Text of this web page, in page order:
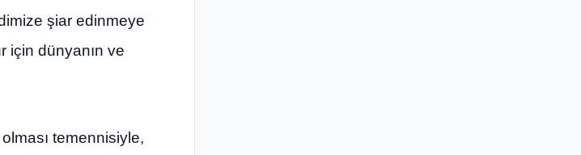
şiar edinmeye
için dünyanın ve
temennisiyle,